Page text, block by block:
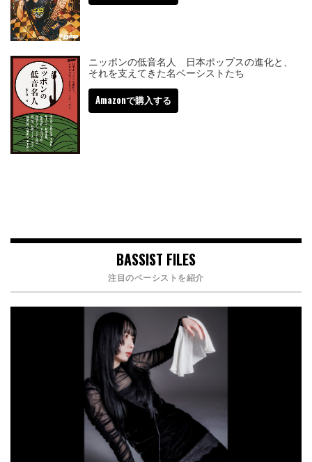
ニッポンの低音名人 日本ポップスの進化と、
それを支えてきた名ベーシストたち
Amazonで購入する
BASSIST FILES
注目のベーシストを紹介